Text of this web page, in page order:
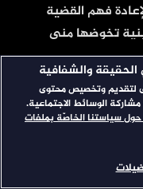
فهم القضية
تخوضها منى
تستضيف فيه
وفاعلين؛ لإعادة
المركزية عن
والإجابة
لواقع اليوم.
الأولى في
الأولى،
أشرس المعارك؛ في
والشفافية
لتقديم وتخصيص محتوى
مشاركة الوسائط الاجتماعية.
سياستنا الخاصّة بملفات